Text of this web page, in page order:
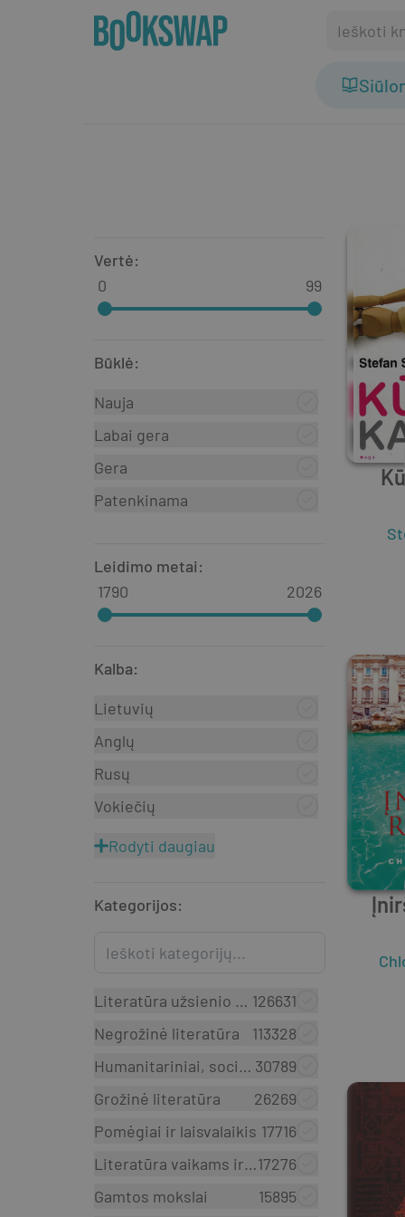
Vertė:
0
99
Būklė:
Nauja
Labai gera
Gera
Patenkinama
Leidimo metai:
1790
2026
Kalba:
Lietuvių
Anglų
Rusų
Vokiečių
Rodyti daugiau
Kategorijos:
Literatūra užsienio kalbomis
126631
Negrožinė literatūra
113328
Humanitariniai, socialiniai mokslai
30789
Grožinė literatūra
26269
Pomėgiai ir laisvalaikis 17716
Literatūra vaikams ir paaugliams
17276
Gamtos mokslai
15895